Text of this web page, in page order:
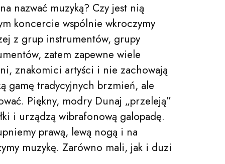
Szukaj
nazwać muzyką? Czy jest nią
koncercie wspólnie wkroczymy
z grup instrumentów, grupy
zatem zapewne wiele
znakomici artyści i nie zachowają
gamę tradycyjnych brzmień, ale
Piękny, modry Dunaj „przeleją”
i urządzą wibrafonową galopadę.
prawą, lewą nogą i na
muzykę. Zarówno mali, jak i duzi